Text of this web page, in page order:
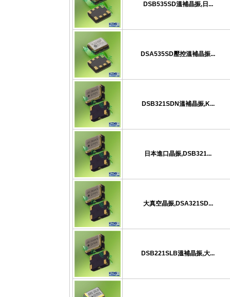
DSB535SD溫補晶振,日...
DSA535SD壓控溫補晶振...
DSB321SDN溫補晶振,K...
日本進口晶振,DSB321...
大真空晶振,DSA321SD...
DSB221SLB溫補晶振,大...